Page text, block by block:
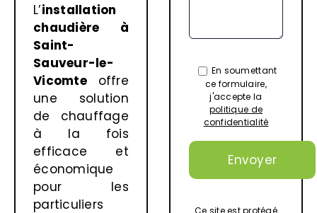
L’installation
chaudière à
Saint-
Sauveur-le-
Vicomteoffre
une solution
de chauffage
à la fois
efficace et
économique
pour les
particuliers
En soumettant
ce formulaire,
j'accepte la
politique de
confidentialité
Ce site est protégé